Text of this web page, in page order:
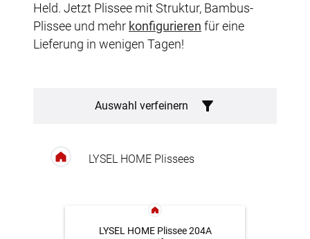
Held. Jetzt Plissee mit Struktur, Bambus-
Plissee und mehr konfigurieren für eine
Lieferung in wenigen Tagen!
Auswahl verfeinern
LYSEL HOME Plissees
LYSEL HOME Plissee 204A